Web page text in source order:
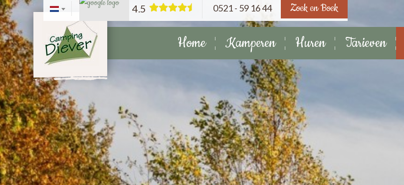
4.5 0521 - 59 16 44 Zoek en Boek
Home Kamperen Huren Tarieven